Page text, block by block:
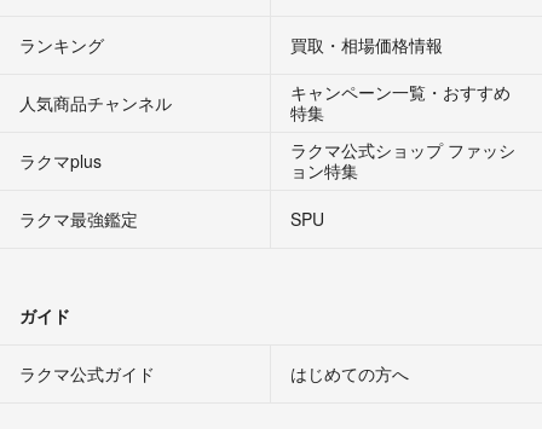
ランキング 買取・相場価格情報
人気商品チャンネル
キャンペーン一覧・おすすめ
特集
ラクマplus
ラクマ公式ショップ ファッシ
ョン特集
ラクマ最強鑑定
SPU
ガイド
ラクマ公式ガイド はじめての方へ